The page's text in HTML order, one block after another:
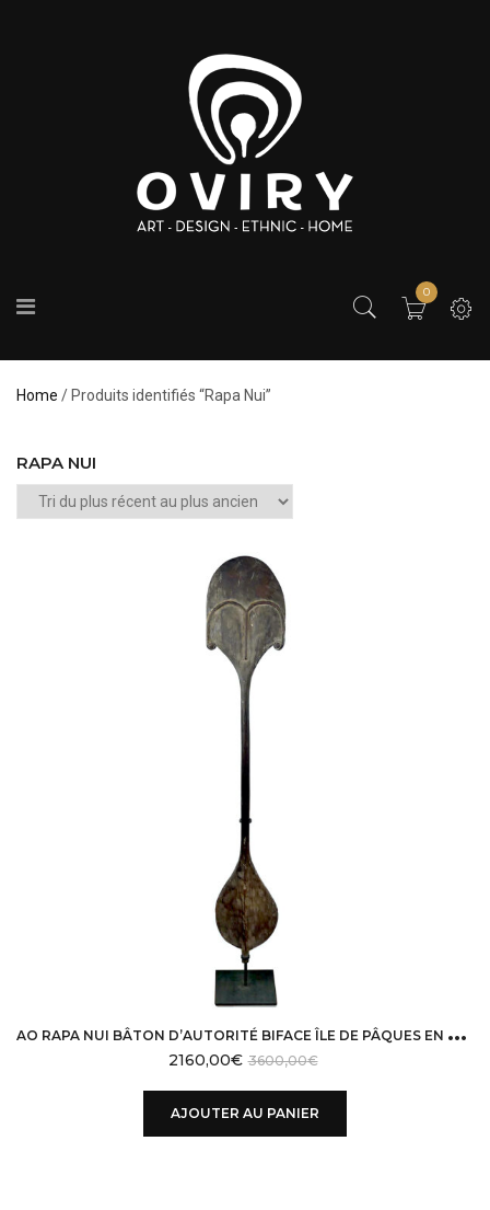
0
Home / Produits identifiés “Rapa Nui”
RAPA NUI
A
O RAPA NUI BÂTON D’AUTORITÉ BIFACE ÎLE DE PÂQUES EN BOIS DUR SUR SOCLE
3600,00€
2160,00€
AJOUTER AU PANIER